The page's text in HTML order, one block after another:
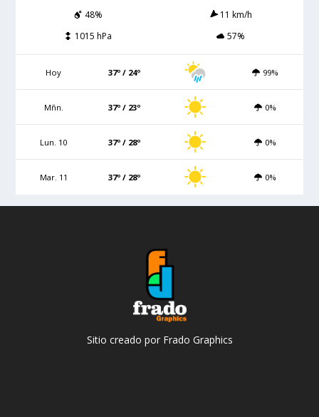
48%
11 km/h
1015 hPa
57%
Hoy 37º / 24º 99%
Mñn. 37º / 23º 0%
Lun. 10 37º / 28º 0%
Mar. 11 37º / 28º 0%
Sitio creado por Frado Graphics